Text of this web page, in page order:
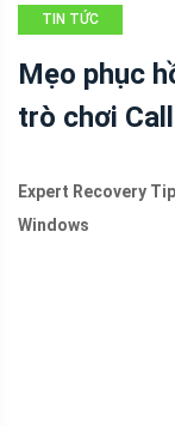
TIN TỨC
Mẹo phục
trò chơi
Expert Recovery
Windows